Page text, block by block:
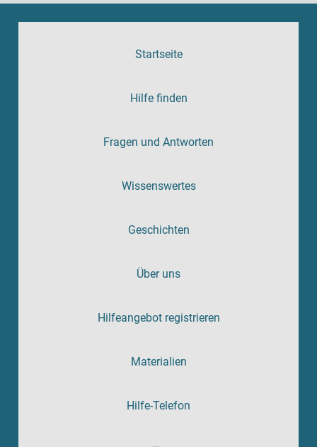
Startseite
Hilfe finden
Fragen und Antworten
Wissenswertes
Geschichten
Über uns
Hilfeangebot registrieren
Materialien
Hilfe-Telefon